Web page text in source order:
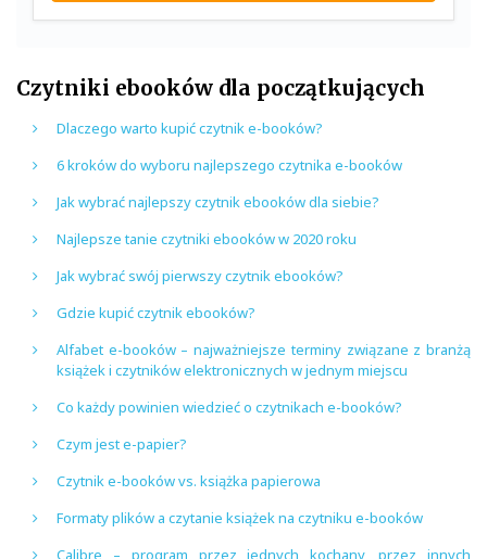
Czytniki ebooków dla początkujących
Dlaczego warto kupić czytnik e-booków?
6 kroków do wyboru najlepszego czytnika e-booków
Jak wybrać najlepszy czytnik ebooków dla siebie?
Najlepsze tanie czytniki ebooków w 2020 roku
Jak wybrać swój pierwszy czytnik ebooków?
Gdzie kupić czytnik ebooków?
Alfabet e-booków – najważniejsze terminy związane z branżą
książek i czytników elektronicznych w jednym miejscu
Co każdy powinien wiedzieć o czytnikach e-booków?
Czym jest e-papier?
Czytnik e-booków vs. książka papierowa
Formaty plików a czytanie książek na czytniku e-booków
Calibre – program przez jednych kochany, przez innych